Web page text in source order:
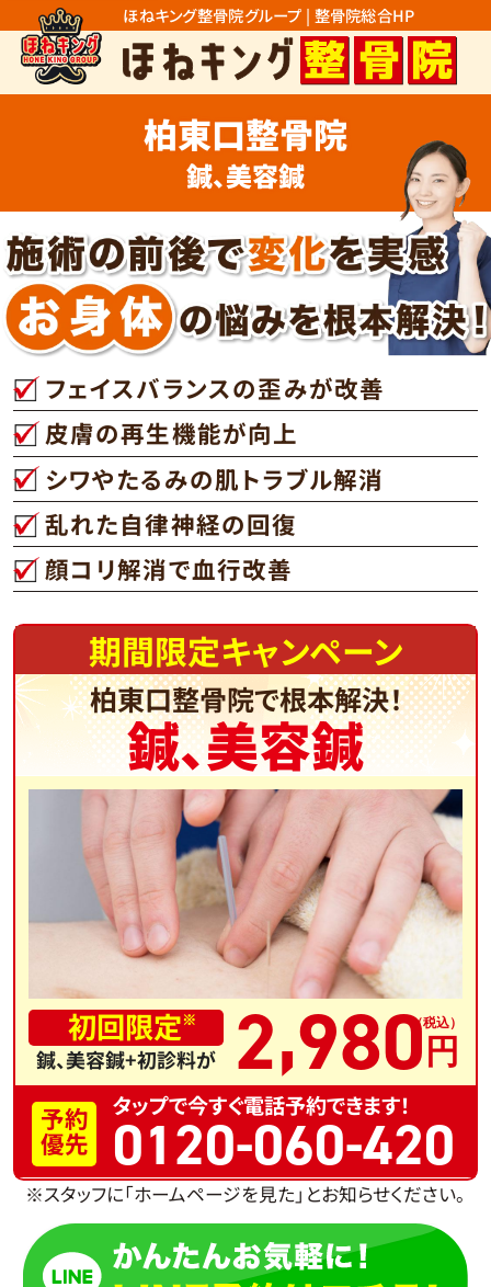
ほねキング整骨院グループ | 整骨院総合HP
柏東口整骨院
鍼、美容鍼
フェイスバランスの歪みが改善
皮膚の再生機能が向上
シワやたるみの肌トラブル解消
乱れた自律神経の回復
顔コリ解消で血行改善
期間限定キャンペーン
柏東口整骨院で根本解決！
鍼、美容鍼
初回限定※
鍼、美容鍼+初診料が 2,980
予約
優先 0120-060-420
タップで今すぐ電話予約できます！
※スタッフに「ホームページを見た」とお知らせください。